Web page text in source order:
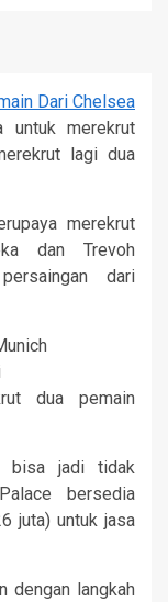
Dari Chelsea
untuk merekrut
lagi dua
merekrut
dan Trevoh
dari
dua pemain
bisa jadi tidak
bersedia
juta) untuk jasa
dengan langkah